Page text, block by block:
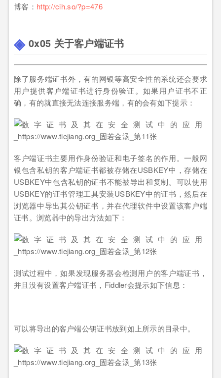
博客： http://cih.so/?p=476
0x05 关于客户端证书
除了服务端证书外，有的网银等高安全性的系统还会要求
用户提供客户端证书进行身份验证。如果用户证书不正
确，有的就直接无法连接服务端，有的会有如下提示：
客户端证书主要用作身份验证和电子签名的作用。一般网
银包含私钥的客户端证书都被存储在USBKEY中，存储在
USBKEY中包含私钥的证书不能被导出和复制。可以使用
USBKEY的证书管理工具安装USBKEY中的证书，然后在
浏览器中导出其公钥证书，并在代理软件中设置该客户端
证书。浏览器中的导出方法如下：
测试过程中，如果发现服务器会检测用户的客户端证书，
并且没有设置客户端证书，Fiddler会提示如下信息：
可以将导出的客户端公钥证书放到如上所示的目录中。